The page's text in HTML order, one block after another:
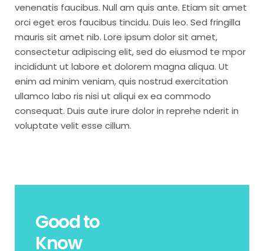
venenatis faucibus. Null am quis ante. Etiam sit amet
orci eget eros faucibus tincidu. Duis leo. Sed fringilla
mauris sit amet nib. Lore ipsum dolor sit amet,
consectetur adipiscing elit, sed do eiusmod te mpor
incididunt ut labore et dolorem magna aliqua. Ut
enim ad minim veniam, quis nostrud exercitation
ullamco labo ris nisi ut aliqui ex ea commodo
consequat. Duis aute irure dolor in reprehe nderit in
voluptate velit esse cillum.
Good to
Know